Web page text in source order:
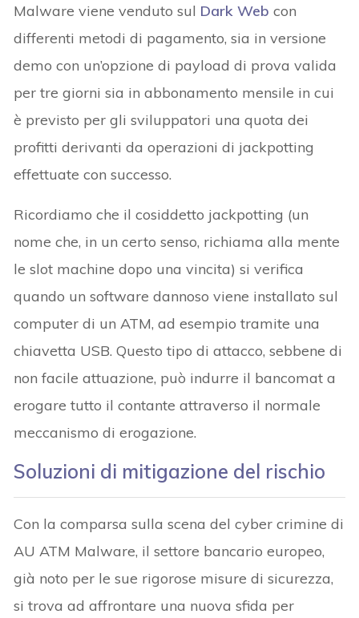
Malware viene venduto sul Dark Web con
differenti metodi di pagamento, sia in versione
demo con un’opzione di payload di prova valida
per tre giorni sia in abbonamento mensile in cui
è previsto per gli sviluppatori una quota dei
profitti derivanti da operazioni di jackpotting
effettuate con successo.
Ricordiamo che il cosiddetto jackpotting (un
nome che, in un certo senso, richiama alla mente
le slot machine dopo una vincita) si verifica
quando un software dannoso viene installato sul
computer di un ATM, ad esempio tramite una
chiavetta USB. Questo tipo di attacco, sebbene di
non facile attuazione, può indurre il bancomat a
erogare tutto il contante attraverso il normale
meccanismo di erogazione.
Soluzioni di mitigazione del rischio
Con la comparsa sulla scena del cyber crimine di
AU ATM Malware, il settore bancario europeo,
già noto per le sue rigorose misure di sicurezza,
si trova ad affrontare una nuova sfida per